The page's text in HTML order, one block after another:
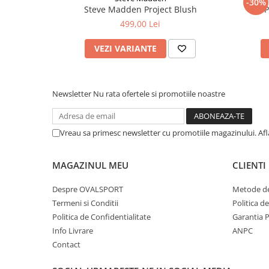
Steve Madden Project Blush
499,00 Lei
VEZI VARIANTE
Newsletter Nu rata ofertele si promotiile noastre
Vreau sa primesc newsletter cu promotiile magazinului.
MAGAZINUL MEU
Despre OVALSPORT
Termeni si Conditii
Politica de Confidentialitate
Info Livrare
Contact
CLIENTI
Metode
Politica
Garantia
ANPC